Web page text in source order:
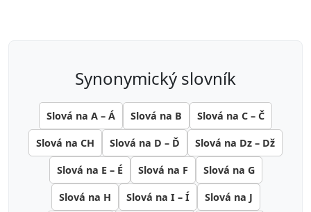
synonymický slovník
Slová na A – Á Slová na B Slová na C – Č
Slová na CH Slová na D – Ď Slová na Dz – Dž
Slová na E – É Slová na F Slová na G
Slová na H Slová na I – Í Slová na J